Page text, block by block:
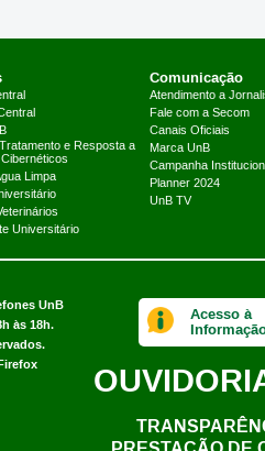
e Resposta a
Limpa
Universitário
Comunicação
Atendimento a
Fale com a Secom
Canais Oficiais
Marca UnB
Campanha
Planner 2024
UnB TV
UnB
às 18h.
Acesso à